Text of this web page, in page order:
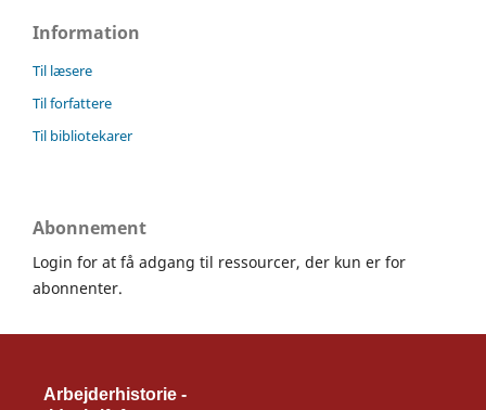
Information
Til læsere
Til forfattere
Til bibliotekarer
Abonnement
Login for at få adgang til ressourcer, der kun er for
abonnenter.
Arbejderhistorie -